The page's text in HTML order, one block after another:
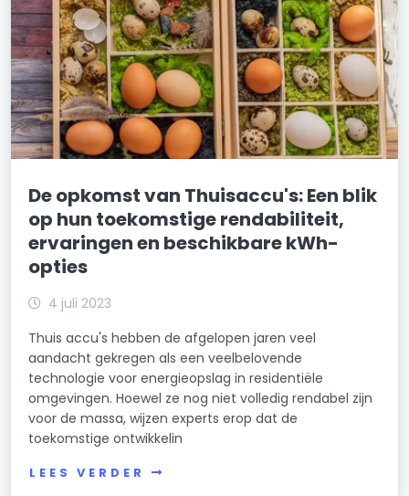
De opkomst van Thuisaccu's: Een blik
op hun toekomstige rendabiliteit,
ervaringen en beschikbare kWh-
opties
4 juli 2023
Thuis accu's hebben de afgelopen jaren veel
aandacht gekregen als een veelbelovende
technologie voor energieopslag in residentiële
omgevingen. Hoewel ze nog niet volledig rendabel zijn
voor de massa, wijzen experts erop dat de
toekomstige ontwikkelin
LEES VERDER